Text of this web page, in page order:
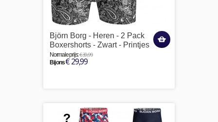
Björn Borg - Heren - 2 Pack
Boxershorts - Zwart - Printjes
Normale prijs:€ 39,99
Bij ons€ 29,99